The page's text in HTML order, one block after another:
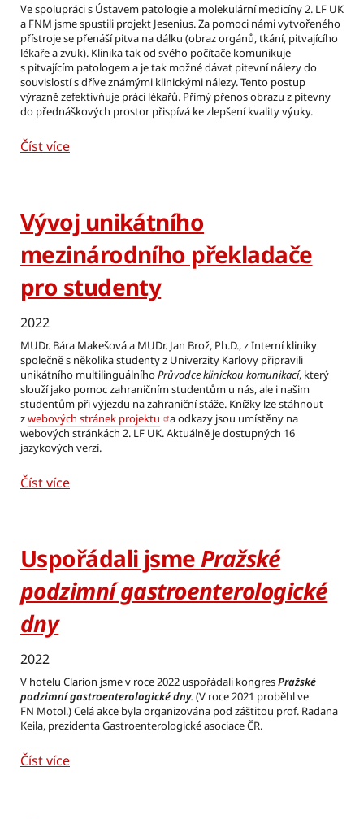
Ve spolupráci s Ústavem patologie a molekulární medicíny 2. LF UK
a FNM jsme spustili projekt Jesenius. Za pomoci námi vytvořeného
přístroje se přenáší pitva na dálku (obraz orgánů, tkání, pitvajícího
lékaře a zvuk). Klinika tak od svého počítače komunikuje
s pitvajícím patologem a je tak možné dávat pitevní nálezy do
souvislostí s dříve známými klinickými nálezy. Tento postup
výrazně zefektivňuje práci lékařů. Přímý přenos obrazu z pitevny
do přednáškových prostor přispívá ke zlepšení kvality výuky.
Číst více
Vývoj unikátního
mezinárodního překladače
pro studenty
2022
MUDr. Bára Makešová a MUDr. Jan Brož, Ph.D., z Interní kliniky
společně s několika studenty z Univerzity Karlovy připravili
unikátního multilinguálníhoPrůvodce klinickou komunikací, který
slouží jako pomoc zahraničním studentům u nás, ale i našim
studentům při výjezdu na zahraniční stáže. Knížky lze stáhnout
zwebových stránek projektu a odkazy jsou umístěny na
webových stránkách 2. LF UK. Aktuálně je dostupných 16
jazykových verzí.
Číst více
Uspořádali jsmePražské
podzimní gastroenterologické
dny
2022
V hotelu Clarion jsme v roce 2022 uspořádali kongresPražské
podzimní gastroenterologické dny. (V roce 2021 proběhl ve
FN Motol.) Celá akce byla organizována pod záštitou prof. Radana
Keila, prezidenta Gastroenterologické asociace ČR.
Číst více